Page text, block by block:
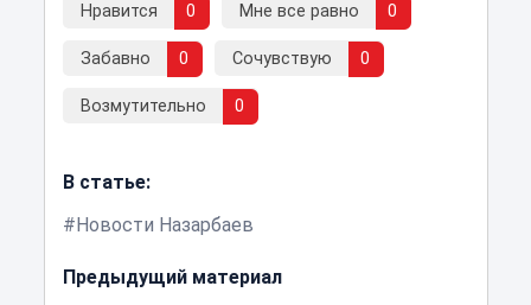
Нравится 0 Мне все равно 0
Забавно 0 Сочувствую 0
Возмутительно 0
В статье:
Новости Назарбаев
Предыдущий материал